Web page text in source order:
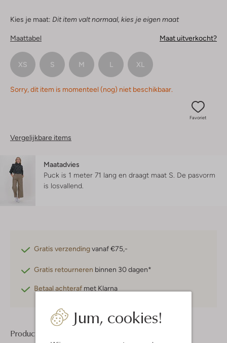
Jum, cookies!
Kies je maat: Dit item valt normaal, kies je eigen maat
Maattabel Maat uitverkocht?
XS S M L XL
Sorry, dit item is momenteel (nog) niet beschikbaar.
Favoriet
Vergelijkbare items
Maatadvies
Puck is 1 meter 71 lang en draagt maat S. De pasvorm
is losvallend
Gratis verzendingvanaf €75,-
Gratis retourneren binnen 30 dagen*
Betaal achteraf met Klarna
Product informatie